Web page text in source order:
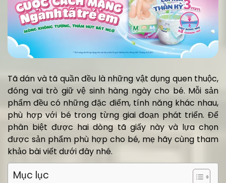
Tã dán và tã quần đều là những vật dụng quen thuộc,
đóng vai trò giữ vệ sinh hàng ngày cho bé. Mỗi sản
phẩm đều có những đặc điểm, tính năng khác nhau,
phù hợp với bé trong từng giai đoạn phát triển. Để
phân biệt được hai dòng tã giấy này và lựa chọn
được sản phẩm phù hợp cho bé, mẹ hãy cùng tham
khảo bài viết dưới đây nhé.
Mục lục